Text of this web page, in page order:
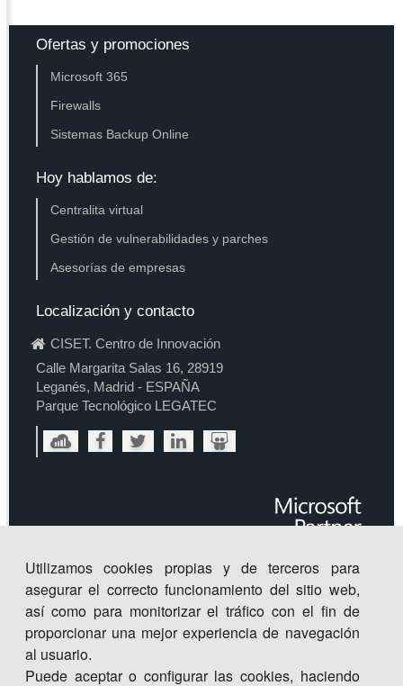
Ofertas y promociones
Microsoft 365
Firewalls
Sistemas Backup Online
Hoy hablamos de:
Centralita virtual
Gestión de vulnerabilidades y parches
Asesorías de empresas
Localización y contacto
CISET. Centro de Innovación
Calle Margarita Salas 16, 28919
Leganés, Madrid - ESPAÑA
Parque Tecnológico LEGATEC
Utilizamos cookies propias y de terceros para
asegurar el correcto funcionamiento del sitio web,
así como para monitorizar el tráfico con el fin de
proporcionar una mejor experiencia de navegación
al usuario.
Puede aceptar o configurar las cookies, haciendo